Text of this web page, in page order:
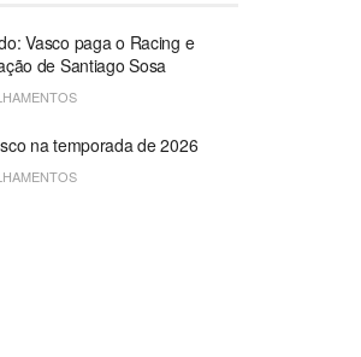
Vasco paga o Racing e
de Santiago Sosa
na temporada de 2026